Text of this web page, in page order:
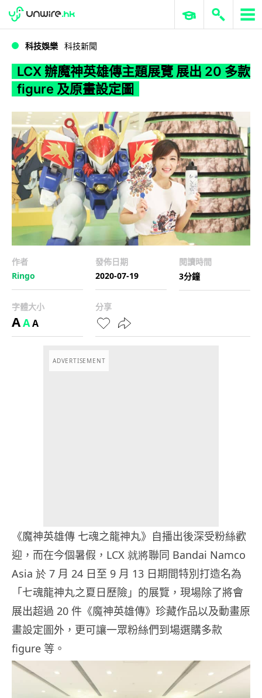
WWDC 2026 ERP 與商業 AI
科技娛樂 科技新聞
LCX 辦魔神英雄傳主題展覽 展出 20 多款
figure 及原畫設定圖
作者
Ringo
發佈日期
2020-07-19
閱讀時間
3分鐘
字體大小
AAA
分享
ADVERTISEMENT
《魔神英雄傳 七魂之龍神丸》自播出後深受粉絲歡
迎，而在今個暑假， LCX 就將聯同 Bandai Namco
Asia 於 7 月 24 日至 9 月 13 日期間特別打造名為
「七魂龍神丸之夏日歷險」的展覽，現場除了將會
展出超過 20 件《魔神英雄傳》珍藏作品以及動畫原
畫設定圖外，更可讓一眾粉絲們到場選購多款
figure 等。